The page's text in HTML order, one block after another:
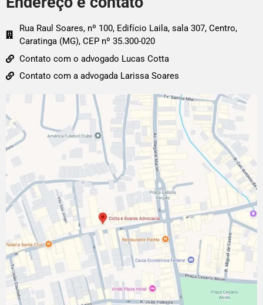
Rua Raul Soares, nº 100, Edifício Laila, sala 307, Centro,
Caratinga (MG), CEP nº 35.300-020
Contato com o advogado Lucas Cotta
Contato com a advogada Larissa Soares